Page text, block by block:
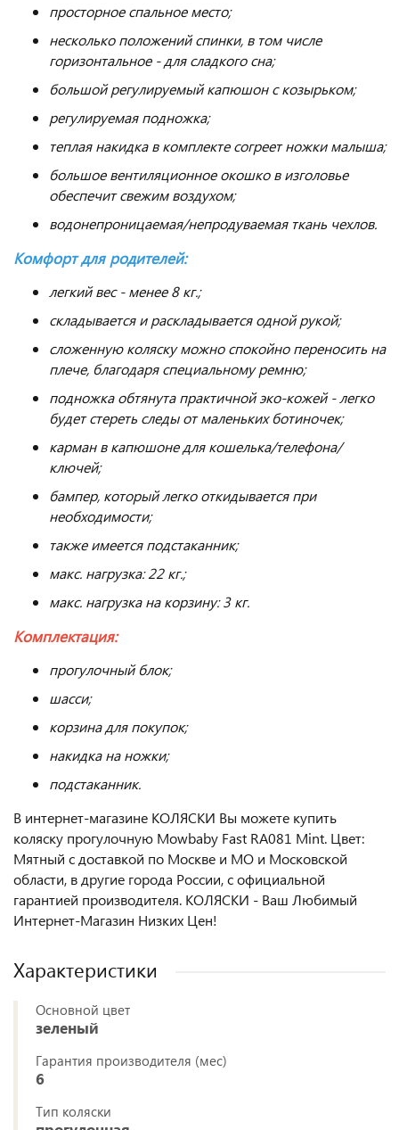
просторное спальное место;
несколько положений спинки, в том числе
горизонтальное - для сладкого сна;
большой регулируемый капюшон с козырьком;
регулируемая подножка;
теплая накидка в комплекте согреет ножки малыша;
большое вентиляционное окошко в изголовье
обеспечит свежим воздухом;
водонепроницаемая/непродуваемая ткань чехлов.
Комфорт для родителей:
легкий вес - менее 8 кг.;
складывается и раскладывается одной рукой;
сложенную коляску можно спокойно переносить на
плече, благодаря специальному ремню;
подножка обтянута практичной эко-кожей - легко
будет стереть следы от маленьких ботиночек;
карман в капюшоне для кошелька/телефона/
ключей;
бампер, который легко откидывается при
необходимости;
также имеется подстаканник;
макс. нагрузка: 22 кг.;
макс. нагрузка на корзину: 3 кг.
Комплектация:
прогулочный блок;
шасси;
корзина для покупок;
накидка на ножки;
подстаканник.
В интернет-магазине КОЛЯСКИ Вы можете купить
коляску прогулочную Mowbaby Fast RA081 Mint. Цвет:
Мятный с доставкой по Москве и МО и Московской
области, в другие города России, с официальной
гарантией производителя. КОЛЯСКИ - Ваш Любимый
Интернет-Магазин Низких Цен!
Характеристики
Основной цвет
зеленый
Гарантия производителя (мес)
6
Тип коляски